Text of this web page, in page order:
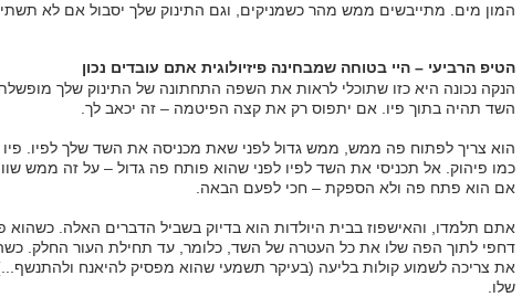
המון מים. מתייבשים ממש מהר כשמניקים, וגם התינוק שלך יסבול אם לא
הטיפ הרביעי – היי בטוחה שמבחינה פיזיולוגית אתם עובדים נכון
הנקה נכונה היא כזו שתוכלי לראות את השפה התחתונה של התינוק שלך
השד תהיה בתוך פיו. אם יתפוס רק את קצה הפיטמה – זה יכאב לך.
הוא צריך לפתוח פה ממש, ממש גדול לפני שאת מכניסה את השד שלך לפיו. פיו
כמו פיהוק. אל תכניסי את השד לפיו לפני שהוא פותח פה גדול – על זה ממש
אם הוא פתח פה ולא הספקת – חכי לפעם הבאה.
אתם תלמדו, והאישפוז בבית היולדות הוא בדיוק בשביל הדברים האלה. כשהוא
דחפי לתוך הפה שלו את כל העטרה של השד, כלומר, עד תחילת העור החלק.
את צריכה לשמוע קולות בליעה (בעיקר תשמעי שהוא מפסיק להיאנח
שלו.